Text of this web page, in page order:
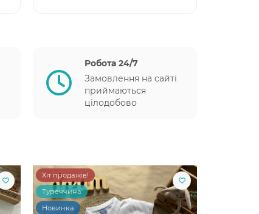
Робота 24/7
Замовлення на сайті
приймаються
цілодобово
Хіт продажів!
Туреччина
Новинка